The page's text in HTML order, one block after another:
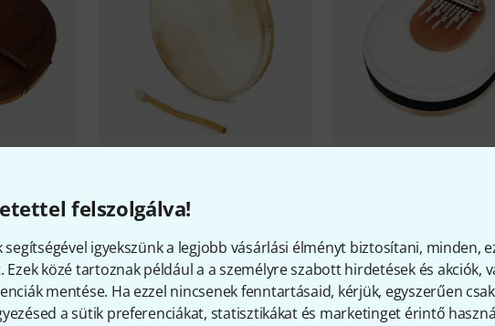
felszolgálva!
segítségével igyekszünk a legjobb vásárlási élményt biztosítani, minden,
Ezek közé tartoznak például a a személyre szabott hirdetések és akciók,
mentése. Ha ezzel nincsenek fenntartásaid, kérjük, egyszerűen
a sütik preferenciákat, statisztikákat és marketinget érintő
B-Stock
35 990 Ft